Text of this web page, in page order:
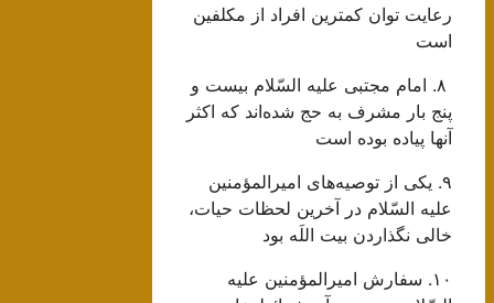
رعايت توان كمترين افراد از مكلفين
است
‌ ٨. امام مجتبى عليه السّلام بيست و
پنج بار مشرف به حج شده‌اند كه اكثر
آنها پياده بوده است‌
٩. يكى از توصيه‌هاى اميرالمؤمنين
عليه السّلام در آخرين لحظات حيات،
خالى نگذاردن بيت اللَه بود
١٠. سفارش اميرالمؤمنين عليه